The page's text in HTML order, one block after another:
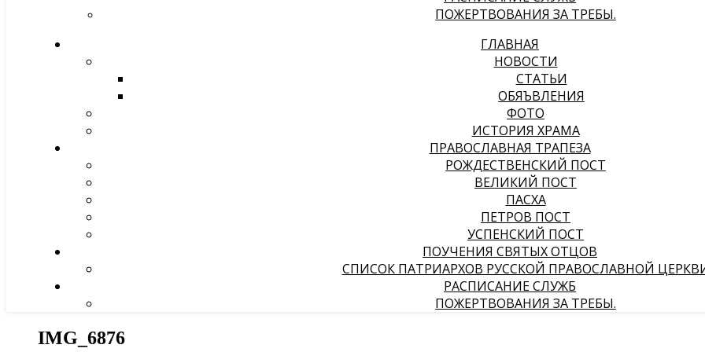
ПОЖЕРТВОВАНИЯ ЗА ТРЕБЫ.
ГЛАВНАЯ
НОВОСТИ
СТАТЬИ
ОБЯЪВЛЕНИЯ
ФОТО
ИСТОРИЯ ХРАМА
ПРАВОСЛАВНАЯ ТРАПЕЗА
РОЖДЕСТВЕНСКИЙ ПОСТ
ВЕЛИКИЙ ПОСТ
ПАСХА
ПЕТРОВ ПОСТ
УСПЕНСКИЙ ПОСТ
ПОУЧЕНИЯ СВЯТЫХ ОТЦОВ
СПИСОК ПАТРИАРХОВ РУССКОЙ ПРАВОСЛАВНОЙ
РАСПИСАНИЕ СЛУЖБ
ПОЖЕРТВОВАНИЯ ЗА ТРЕБЫ.
IMG_6876